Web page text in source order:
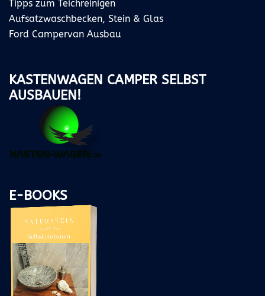
Tipps zum Teichreinigen
Aufsatzwaschbecken, Stein & Glas
Ford Campervan Ausbau
KASTENWAGEN CAMPER SELBST
AUSBAUEN!
E-BOOKS